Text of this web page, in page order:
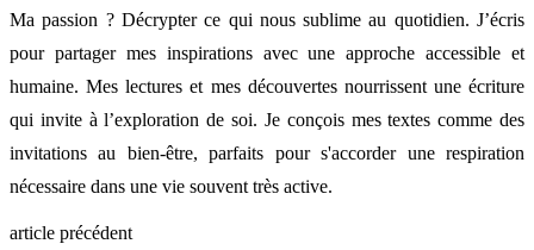
Ma passion ? Décrypter ce qui nous sublime au quotidien. J’écris
pour partager mes inspirations avec une approche accessible et
humaine. Mes lectures et mes découvertes nourrissent une écriture
qui invite à l’exploration de soi. Je conçois mes textes comme des
invitations au bien-être, parfaits pour s'accorder une respiration
nécessaire dans une vie souvent très active.
article précédent